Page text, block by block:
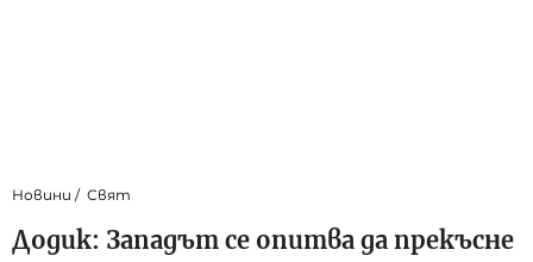
Новини Свят
Додик: Западът се опитва да прекъсне